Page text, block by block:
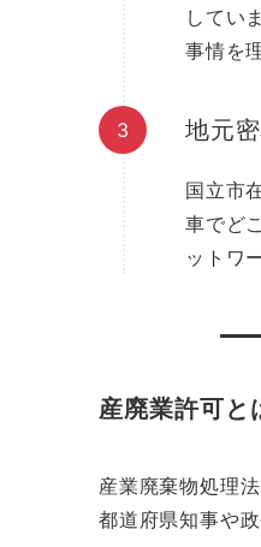
してい
事情を
地元
国立市
車でど
ットワ
産廃業許可と
産業廃棄物処理
都道府県知事や